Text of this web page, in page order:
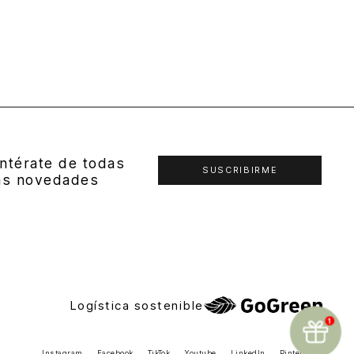
de todas
novedades
SUSCRIBIRME
Logística sostenible